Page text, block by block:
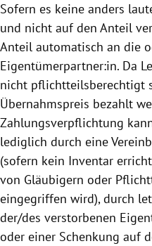
Sofern es keine anders
und nicht auf den Anteil
Anteil automatisch an die
Eigentümerpartner:in. Da
nicht pflichtteilsberechtigt
Übernahmspreis bezahlt
Zahlungsverpflichtung
lediglich durch eine
(sofern kein Inventar
von Gläubigern oder
eingegriffen wird), durch
der/des verstorbenen
oder einer Schenkung auf